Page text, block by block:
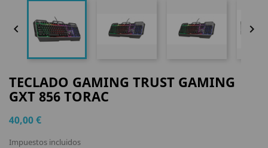
 
TECLADO GAMING TRUST GAMING
GXT 856 TORAC
40,00 €
Impuestos incluidos